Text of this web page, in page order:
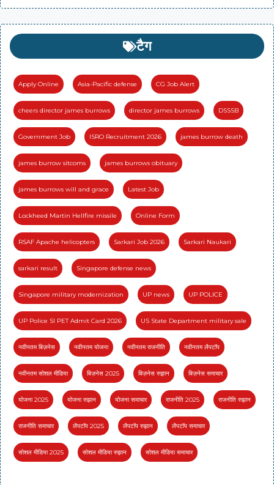
टैग
Apply Online Asia-Pacific defense CG Job Alert
cheers director james burrows director james burrows DSSSB
Government Job ISRO Recruitment 2026 james burrow death
james burrow sitcoms james burrows obituary
james burrows will and grace Latest Job
Lockheed Martin Hellfire missile Online Form
RSAF Apache helicopters Sarkari Job 2026 Sarkari Naukari
sarkari result Singapore defense news
Singapore military modernization UP news UP POLICE
UP Police SI PET Admit Card 2026 US State Department military sale
नवीनतम बिज़नेस नवीनतम योजना नवीनतम राजनीति नवीनतम लैपटॉप
नवीनतम सोशल मीडिया बिज़नेस 2025 बिज़नेस रुझान बिज़नेस समाचार
योजना 2025 योजना रुझान योजना समाचार राजनीति 2025 राजनीति रुझान
राजनीति समाचार लैपटॉप 2025 लैपटॉप रुझान लैपटॉप समाचार
सोशल मीडिया 2025 सोशल मीडिया रुझान सोशल मीडिया समाचार